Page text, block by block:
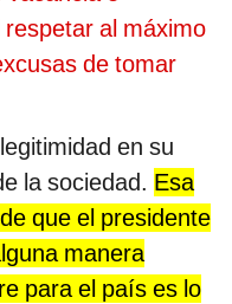
al máximo
de tomar
en su
la sociedad. Esa
que el presidente
manera
para el país es lo